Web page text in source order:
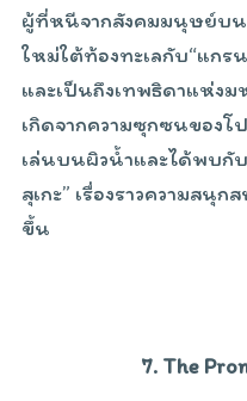
ผู้ที่หนีจากสังคมมนุษย์บ
ใหม่ใต้ท้องทะเลกับ“แกร
และเป็นถึงเทพธิดาแห่งม
เกิดจากความซุกซนของโ
เล่นบนผิวน้ำและได้พบกั
สุเกะ” เรื่องราวความสนุ
ขึ้น
7. The